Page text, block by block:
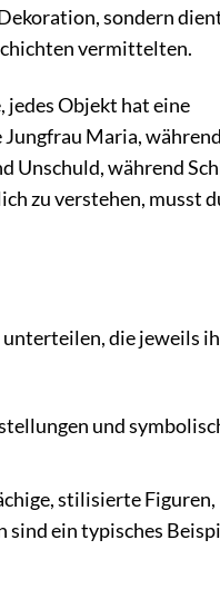
sondern
vermittelten.
jedes Objekt hat eine
Maria,
Unschuld, während
zu verstehen, musst
die jeweils
und
stilisierte Figuren,
sind ein typisches